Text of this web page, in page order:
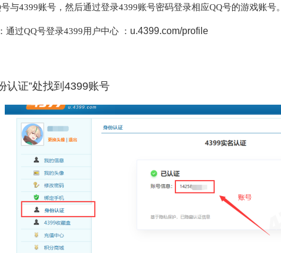
创造与魔法游戏 创造与魔法攻略
与4399账号，然后通过登录4399账号密码登录相应QQ号的游戏账号。
通过QQ号登录4399用户中心 ： u.4399.com/profile
认证”处找到4399账号